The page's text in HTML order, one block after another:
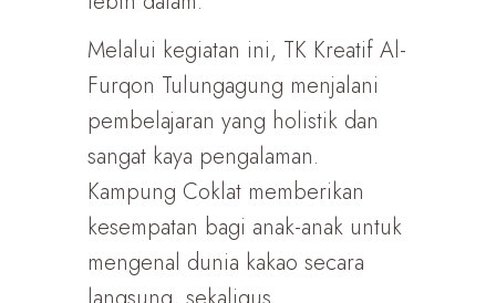
Melalui kegiatan ini, TK Kreatif Al-
Furqon Tulungagung menjalani
pembelajaran yang holistik dan
sangat kaya pengalaman.
Kampung Coklat memberikan
kesempatan bagi anak-anak untuk
mengenal dunia kakao secara